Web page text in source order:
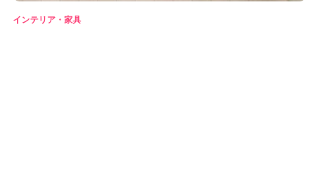
インテリア・家具